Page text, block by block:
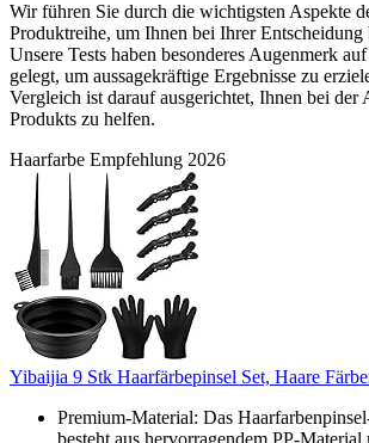
Wir führen Sie durch die wichtigsten Aspekte
Produktreihe, um Ihnen bei Ihrer
Unsere Tests haben besonderes Augenmerk
gelegt, um aussagekräftige Ergebnisse zu
Vergleich ist darauf ausgerichtet, Ihnen bei der
Produkts zu helfen.
Haarfarbe Empfehlung 2026
Yibaijia 9 Stk Haarfärbepinsel Set, Haare
Premium-Material: Das
besteht aus hervorragendem PP-Material